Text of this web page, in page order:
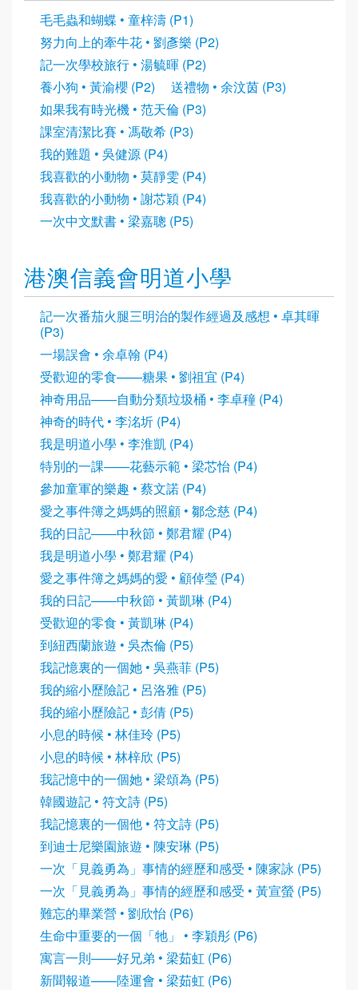
毛毛蟲和蝴蝶 • 童梓濤 (P1)
努力向上的牽牛花 • 劉彥樂 (P2)
記一次學校旅行 • 湯毓暉 (P2)
養小狗 • 黃渝櫻 (P2)
送禮物 • 余汶茵 (P3)
如果我有時光機 • 范天倫 (P3)
課室清潔比賽 • 馮敬希 (P3)
我的難題 • 吳健源 (P4)
我喜歡的小動物 • 莫靜雯 (P4)
我喜歡的小動物 • 謝芯穎 (P4)
一次中文默書 • 梁嘉聰 (P5)
港澳信義會明道小學
記一次番茄火腿三明治的製作經過及感想 • 卓其暉
(P3)
一場誤會 • 余卓翰 (P4)
受歡迎的零食——糖果 • 劉祖宜 (P4)
神奇用品——自動分類垃圾桶 • 李卓穜 (P4)
神奇的時代 • 李洺圻 (P4)
我是明道小學 • 李淮凱 (P4)
特別的一課——花藝示範 • 梁芯怡 (P4)
參加童軍的樂趣 • 蔡文諾 (P4)
愛之事件簿之媽媽的照顧 • 鄒念慈 (P4)
我的日記——中秋節 • 鄭君耀 (P4)
我是明道小學 • 鄭君耀 (P4)
愛之事件簿之媽媽的愛 • 顧倬瑩 (P4)
我的日記——中秋節 • 黃凱琳 (P4)
受歡迎的零食 • 黃凱琳 (P4)
到紐西蘭旅遊 • 吳杰倫 (P5)
我記憶裏的一個她 • 吳燕菲 (P5)
我的縮小歷險記 • 呂洛雅 (P5)
我的縮小歷險記 • 彭倩 (P5)
小息的時候 • 林佳玲 (P5)
小息的時候 • 林梓欣 (P5)
我記憶中的一個她 • 梁頌為 (P5)
韓國遊記 • 符文詩 (P5)
我記憶裏的一個他 • 符文詩 (P5)
到迪士尼樂園旅遊 • 陳安琳 (P5)
一次「見義勇為」事情的經歷和感受 • 陳家詠 (P5)
一次「見義勇為」事情的經歷和感受 • 黃宣螢 (P5)
難忘的畢業營 • 劉欣怡 (P6)
生命中重要的一個「牠」 • 李穎彤 (P6)
寓言一則——好兄弟 • 梁茹虹 (P6)
新聞報道——陸運會 • 梁茹虹 (P6)